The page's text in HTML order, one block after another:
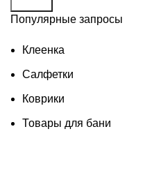
Популярные запросы
Клеенка
Салфетки
Коврики
Товары для бани